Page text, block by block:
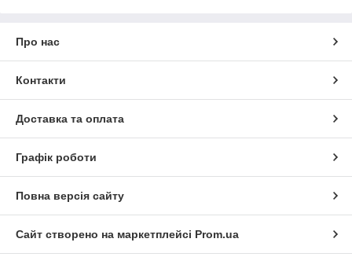
Про нас
Контакти
Доставка та оплата
Графік роботи
Повна версія сайту
Сайт створено на маркетплейсі Prom.ua